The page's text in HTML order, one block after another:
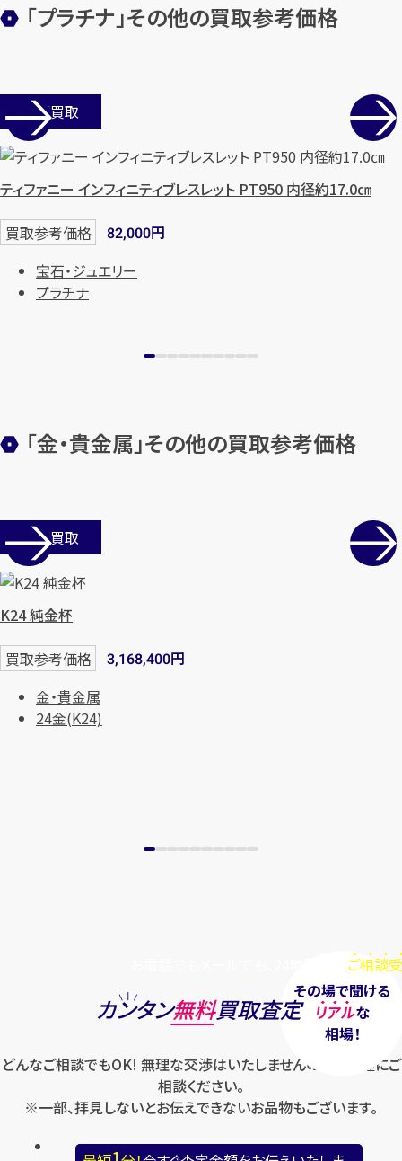
最短
始除く)
「プラチナ」その他の買取参考価格
店舗買取
ティファニー インフィニティブレスレット PT950 内径約17.0㎝
買取参考価格 82,000円
宝石・ジュエリー
プラチナ
「金・貴金属」その他の買取参考価格
店舗買取
K24 純金杯
買取参考価格 3,168,400円
金・貴金属
24金(K24)
ご相談
その場で聞ける
リアルな
相場！
カンタン無料買取査定
どんなご相談でもOK! 無理な交渉はいたしませんのでお気軽にご
相談ください。
※一部、拝見しないとお伝えできないお品物もございます。